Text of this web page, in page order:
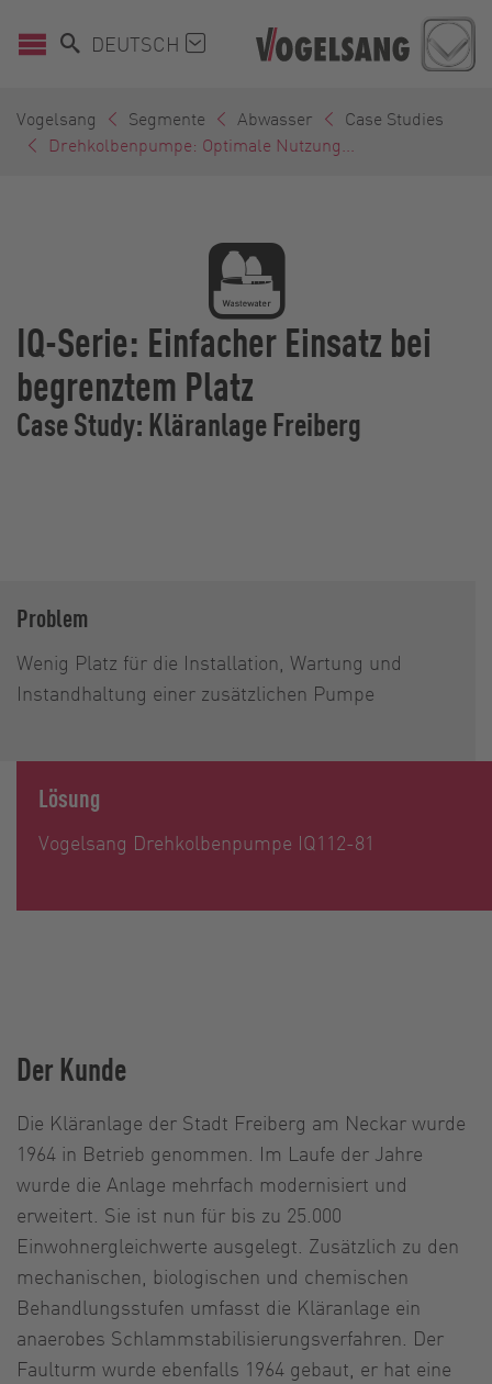
DEUTSCH
Vogelsang Segmente Abwasser
Case Studies
Drehkolbenpumpe: Optimale Nutzung...
IQ-Serie: Einfacher Einsatz bei
begrenztem Platz
Case Study: Kläranlage Freiberg
Problem
Wenig Platz für die Installation, Wartung und
Instandhaltung einer zusätzlichen Pumpe
Lösung
Vogelsang Drehkolbenpumpe IQ112-81
Der Kunde
Die Kläranlage der Stadt Freiberg am Neckar wurde
1964 in Betrieb genommen. Im Laufe der Jahre
wurde die Anlage mehrfach modernisiert und
erweitert. Sie ist nun für bis zu 25.000
Einwohnergleichwerte ausgelegt. Zusätzlich zu den
mechanischen, biologischen und chemischen
Behandlungsstufen umfasst die Kläranlage ein
anaerobes Schlammstabilisierungsverfahren. Der
Faulturm wurde ebenfalls 1964 gebaut, er hat eine